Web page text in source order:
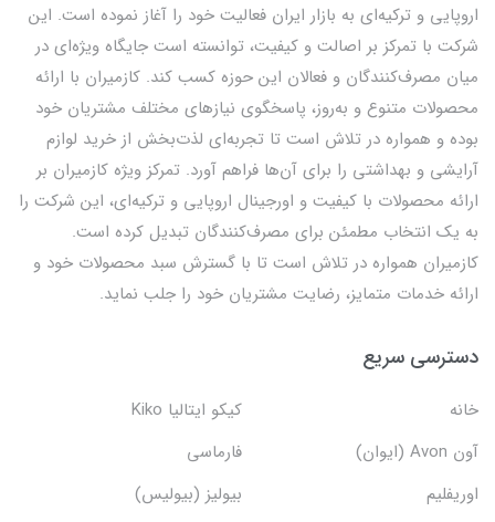
اروپایی و ترکیه‌ای به بازار ایران فعالیت خود را آغاز نموده است. این
شرکت با تمرکز بر اصالت و کیفیت، توانسته است جایگاه ویژه‌ای در
میان مصرف‌کنندگان و فعالان این حوزه کسب کند. کازمیران با ارائه
محصولات متنوع و به‌روز، پاسخگوی نیازهای مختلف مشتریان خود
بوده و همواره در تلاش است تا تجربه‌ای لذت‌بخش از خرید لوازم
آرایشی و بهداشتی را برای آن‌ها فراهم آورد. تمرکز ویژه کازمیران بر
ارائه محصولات با کیفیت و اورجینال اروپایی و ترکیه‌ای، این شرکت را
به یک انتخاب مطمئن برای مصرف‌کنندگان تبدیل کرده است.
کازمیران همواره در تلاش است تا با گسترش سبد محصولات خود و
ارائه خدمات متمایز، رضایت مشتریان خود را جلب نماید.
دسترسی سریع
خانه
کیکو ایتالیا Kiko
آون Avon (ایوان)
فارماسی
اوریفلیم
بیولیز (بیولیس)